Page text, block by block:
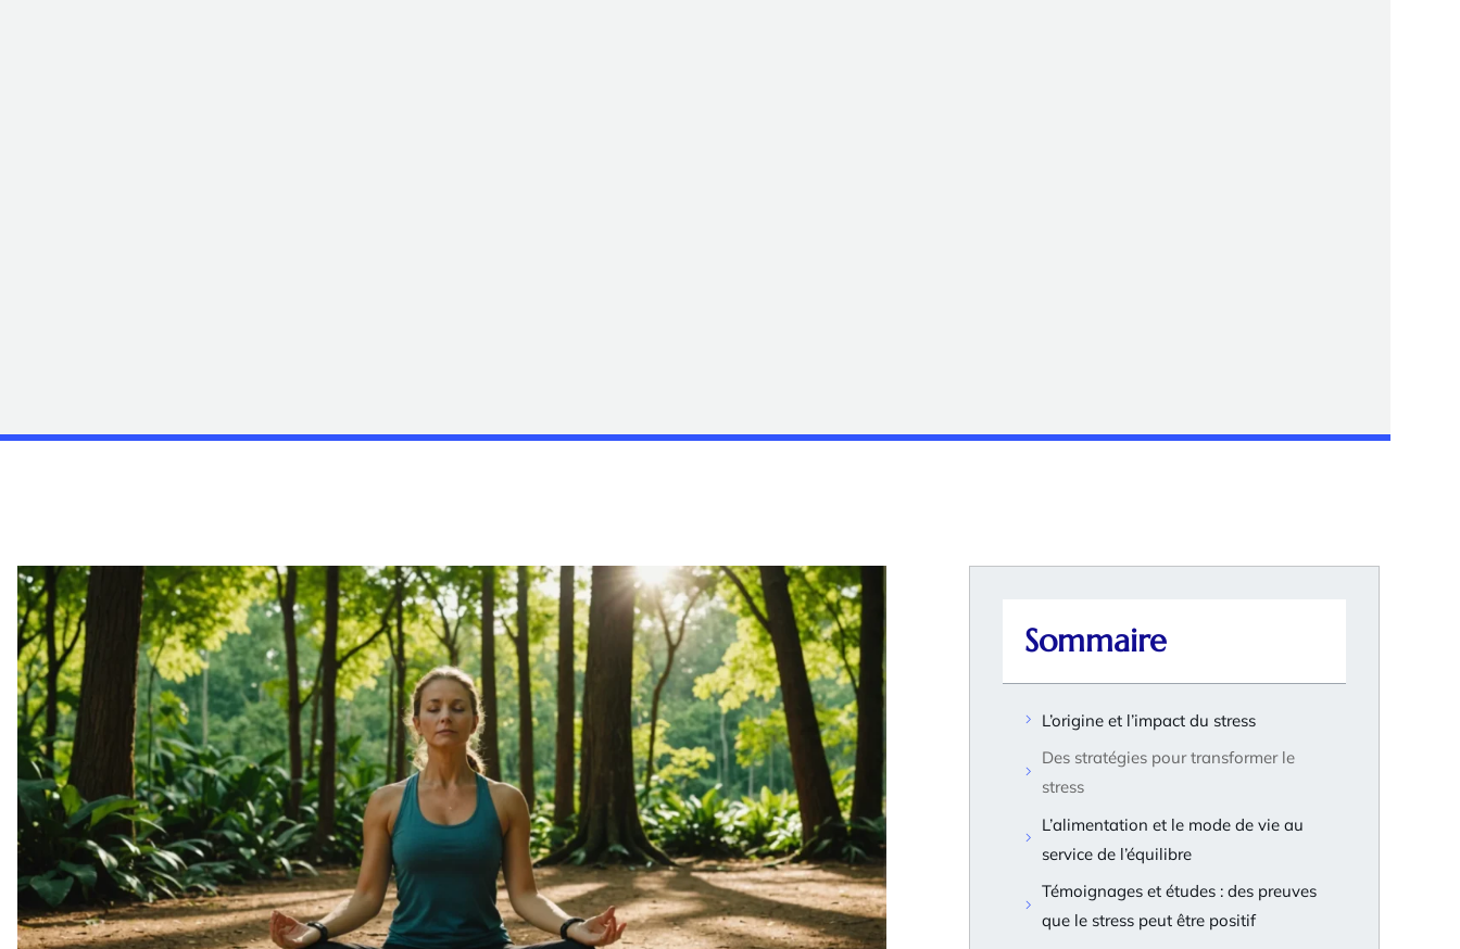
Sommaire
L’origine et l’impact du stress
Des stratégies pour transformer le
stress
L’alimentation et le mode de vie au
service de l’équilibre
Témoignages et études : des preuves
que le stress peut être positif